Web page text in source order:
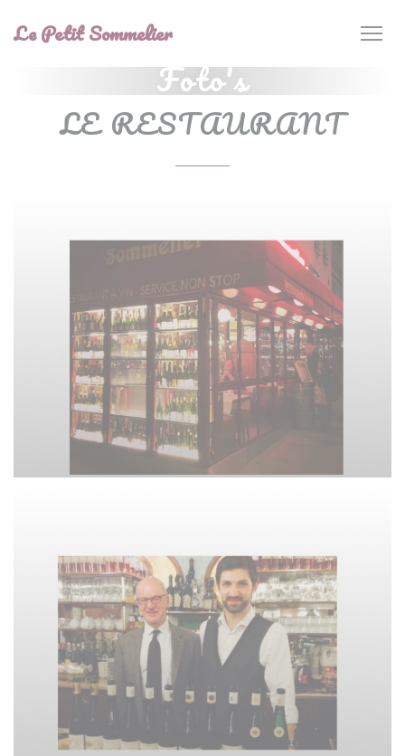
Le Petit Sommelier
Foto's
LE RESTAURANT